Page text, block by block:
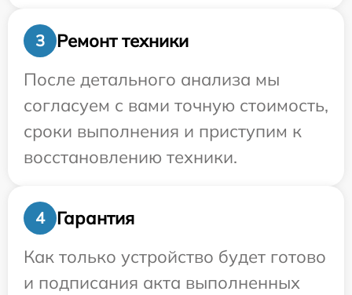
3
Ремонт техники
После детального анализа мы
согласуем с вами точную стоимость,
сроки выполнения и приступим к
восстановлению техники.
4
Гарантия
Как только устройство будет готово
и подписания акта выполненных